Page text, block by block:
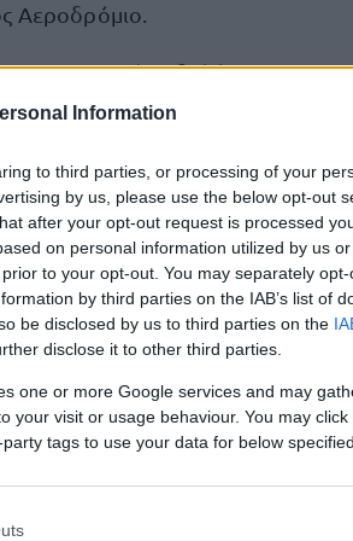
Information
to third parties, or processing of your
by us, please use the below opt-out
after your opt-out request is processed
on personal information utilized by us
to your opt-out. You may separately
by third parties on the IAB’s list of
be disclosed by us to third parties on the
disclose it to other third parties.
one or more Google services and may
your visit or usage behaviour. You may
tags to use your data for below
Αεροδρόμιο.
«Τοπικές Οδοί»).
«Αθήνα»).
Κόμβο K1 (σήμανση προς
προς «Βάρη-Κορωπί»).
σε μόνο 2 ημέρες στα